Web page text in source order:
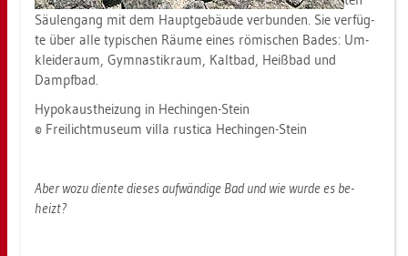
Säu­len­gang mit dem Haupt­ge­bäu­de ver­bun­den. Sie ver­füg­
te über alle ty­pi­schen Räume eines rö­mi­schen Bades: Um­
klei­de­raum, Gym­nas­tik­raum, Kalt­bad, Heiß­bad und
Dampf­bad.
Hy­po­k­aust­hei­zung in Hechin­gen-Stein
© Frei­licht­mu­se­um villa rusti­ca Hechin­gen-Stein
Aber wozu dien­te die­ses auf­wän­di­ge Bad und wie wurde es be­
heizt?